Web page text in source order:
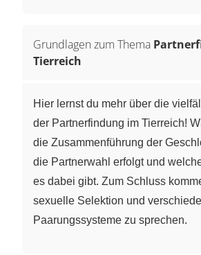
Grundlagen zum Thema
Tierreich
Hier lernst du mehr über die
der Partnerfindung im Tierreich!
die Zusammenführung der
die Partnerwahl erfolgt und
es dabei gibt. Zum Schluss
sexuelle Selektion und
Paarungssysteme zu sprechen.